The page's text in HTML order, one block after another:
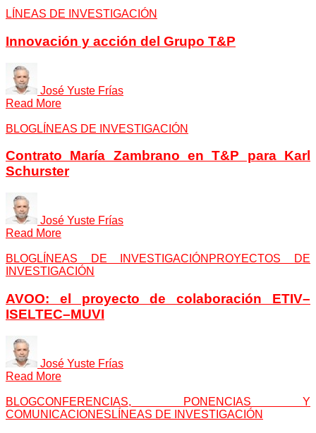
LÍNEAS DE INVESTIGACIÓN
Innovación y acción del Grupo T&P
José Yuste Frías
Read More
BLOGLÍNEAS DE INVESTIGACIÓN
Contrato María Zambrano en T&P para Karl
Schurster
José Yuste Frías
Read More
BLOGLÍNEAS DE INVESTIGACIÓN PROYECTOS DE
INVESTIGACIÓN
AVOO: el proyecto de colaboración ETIV–
ISELTEC–MUVI
José Yuste Frías
Read More
BLOGCONFERENCIAS, PONENCIAS Y
COMUNICACIONES LÍNEAS DE INVESTIGACIÓN